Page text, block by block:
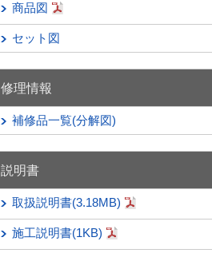
商品図
セット図
修理情報
補修品一覧(分解図)
説明書
取扱説明書(3.18MB)
施工説明書(1KB)